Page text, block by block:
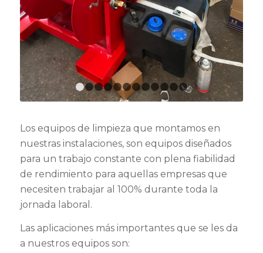
1 2 3 4 5 6 7 8 9 10 11 12
Los equipos de limpieza que montamos en
nuestras instalaciones, son equipos diseñados
para un trabajo constante con plena fiabilidad
de rendimiento para aquellas empresas que
necesiten trabajar al 100% durante toda la
jornada laboral.
Las aplicaciones más importantes que se les da
a nuestros equipos son: